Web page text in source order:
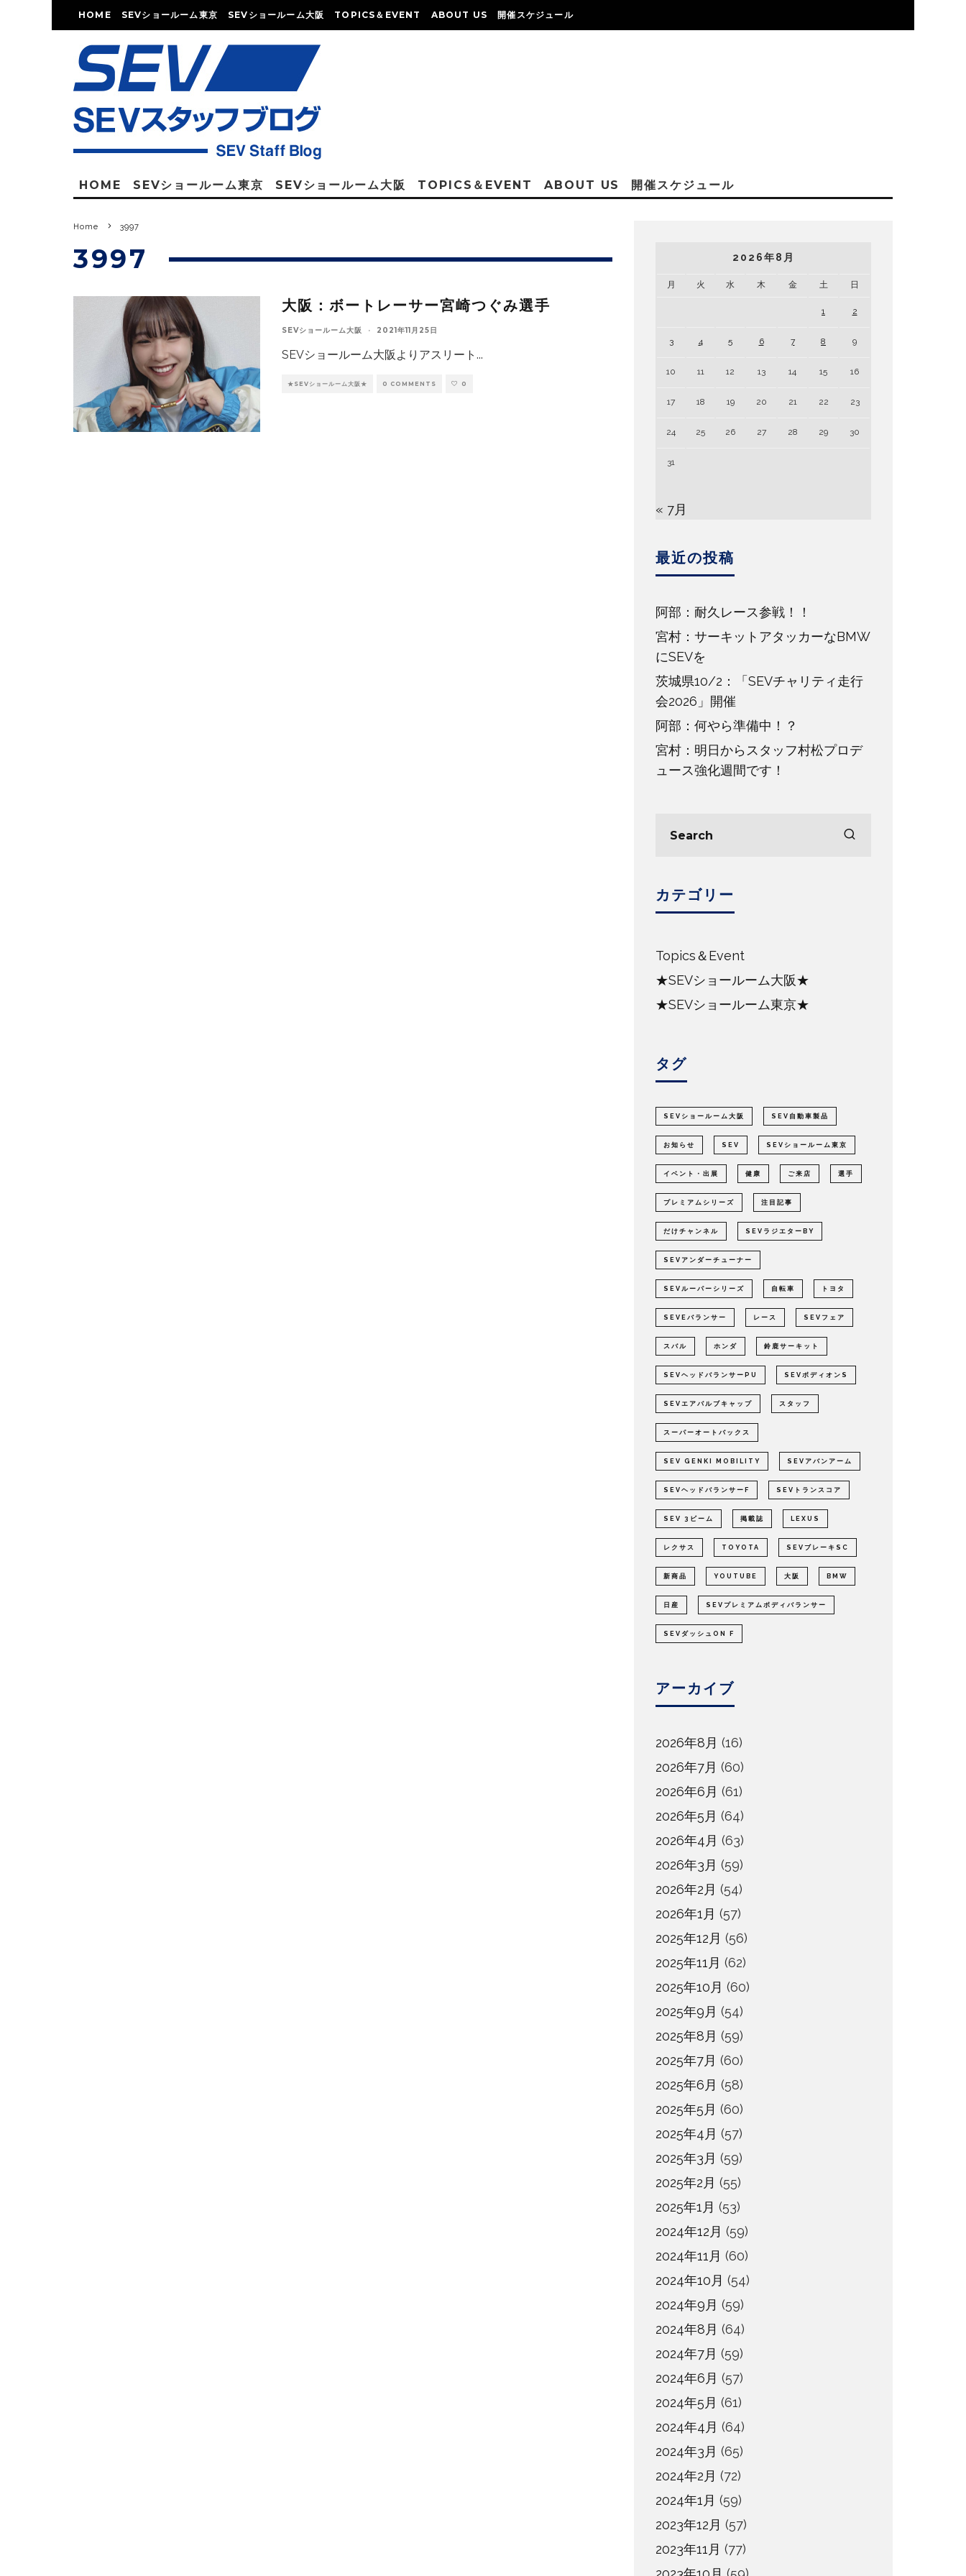
HOME SEVショールーム東京 SEVショールーム大阪 TOPICS＆EVENT ABOUT US 開催スケジュール
HOME SEVショールーム東京 SEVショールーム大阪 TOPICS＆EVENT ABOUT US 開催スケジュール
Home 3997
3997
大阪：ボートレーサー宮崎つぐみ選手
SEVショールーム大阪 · 2021年11月25日
SEVショールーム大阪よりアスリート ...
★SEVショールーム大阪★ 0 COMMENTS 0
2026年8月
月 火 水 木 金 土 日
1 2
3 4 5 6 7 8 9
10 11 12 13 14 15 16
17 18 19 20 21 22 23
24 25 26 27 28 29 30
31
« 7月
最近の投稿
阿部：耐久レース参戦！！
宮村：サーキットアタッカーなBMW
にSEVを
茨城県10/2：「SEVチャリティ走行
会2026」開催
阿部：何やら準備中！？
宮村：明日からスタッフ村松プロデ
ュース強化週間です！
カテゴリー
Topics＆Event
★SEVショールーム大阪★
★SEVショールーム東京★
タグ
SEVショールーム大阪 SEV自動車製品
お知らせ SEV SEVショールーム東京
イベント・出展 健康 ご来店 選手
プレミアムシリーズ 注目記事
だけチャンネル SEVラジエターBY
SEVアンダーチューナー
SEVルーパーシリーズ 自転車 トヨタ
SEVEバランサー レース SEVフェア
スバル ホンダ 鈴鹿サーキット
SEVヘッドバランサーPU SEVボディオンS
SEVエアバルブキャップ スタッフ
スーパーオートバックス
SEV GENKI MOBILITY SEVアバンアーム
SEVヘッドバランサーF SEVトランスコア
SEV 3ビーム 掲載誌 LEXUS
レクサス TOYOTA SEVブレーキSC
新商品 YOUTUBE 大阪 BMW
日産 SEVプレミアムボディバランサー
SEVダッシュON F
アーカイブ
2026年8月 (16)
2026年7月 (60)
2026年6月 (61)
2026年5月 (64)
2026年4月 (63)
2026年3月 (59)
2026年2月 (54)
2026年1月 (57)
2025年12月 (56)
2025年11月 (62)
2025年10月 (60)
2025年9月 (54)
2025年8月 (59)
2025年7月 (60)
2025年6月 (58)
2025年5月 (60)
2025年4月 (57)
2025年3月 (59)
2025年2月 (55)
2025年1月 (53)
2024年12月 (59)
2024年11月 (60)
2024年10月 (54)
2024年9月 (59)
2024年8月 (64)
2024年7月 (59)
2024年6月 (57)
2024年5月 (61)
2024年4月 (64)
2024年3月 (65)
2024年2月 (72)
2024年1月 (59)
2023年12月 (57)
2023年11月 (77)